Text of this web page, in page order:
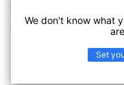
сурми у виробництві
запаси сурми в
вторинній переробці
We don't know what
Set